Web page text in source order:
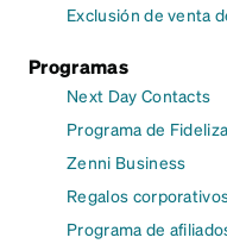
Exclusión de venta
Programas
Next Day Contacts
Programa de
Zenni Business
Regalos
Programa de